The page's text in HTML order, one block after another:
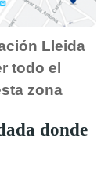
Lleida
todo el
zona
donde